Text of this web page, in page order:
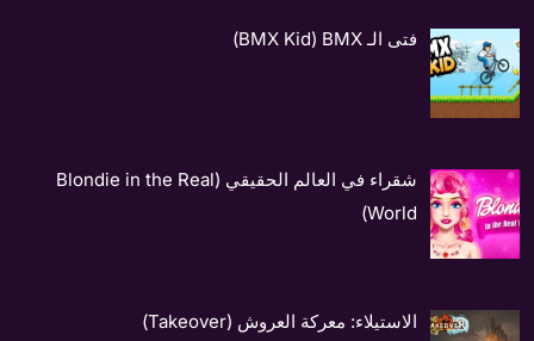
فتى الـ BMX‏ (BMX Kid)
شقراء في العالم الحقيقي (Blondie in the Real
World)
الاستيلاء: معركة العروش (Takeover)